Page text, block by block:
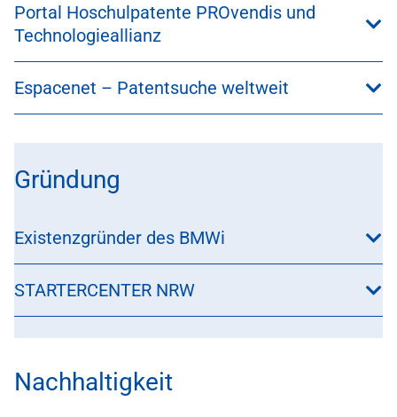
Portal Hoschulpatente PROvendis und
Technologieallianz
Espacenet – Patentsuche weltweit
Gründung
Existenzgründer des BMWi
STARTERCENTER NRW
Nachhaltigkeit